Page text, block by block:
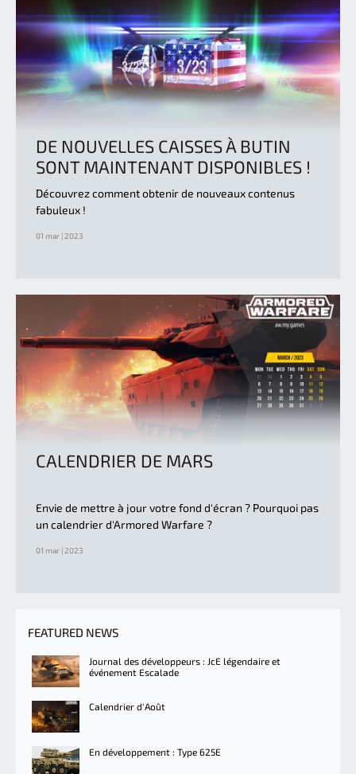
DE NOUVELLES CAISSES À BUTIN
SONT MAINTENANT DISPONIBLES !
Découvrez comment obtenir de nouveaux contenus
fabuleux !
01 mar | 2023
CALENDRIER DE MARS
Envie de mettre à jour votre fond d'écran ? Pourquoi pas
un calendrier d'Armored Warfare ?
01 mar | 2023
FEATURED NEWS
Journal des développeurs : JcE légendaire et
événement Escalade
Calendrier d'Août
En développement : Type 625E